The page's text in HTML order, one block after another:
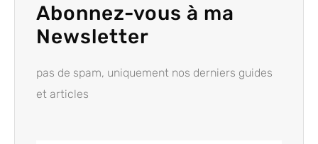
Abonnez-vous à ma
Newsletter
pas de spam, uniquement nos derniers guides
et articles